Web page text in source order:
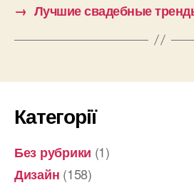
→ Лучшие свадебные
Категорії
Без рубрики (1)
Дизайн (158)